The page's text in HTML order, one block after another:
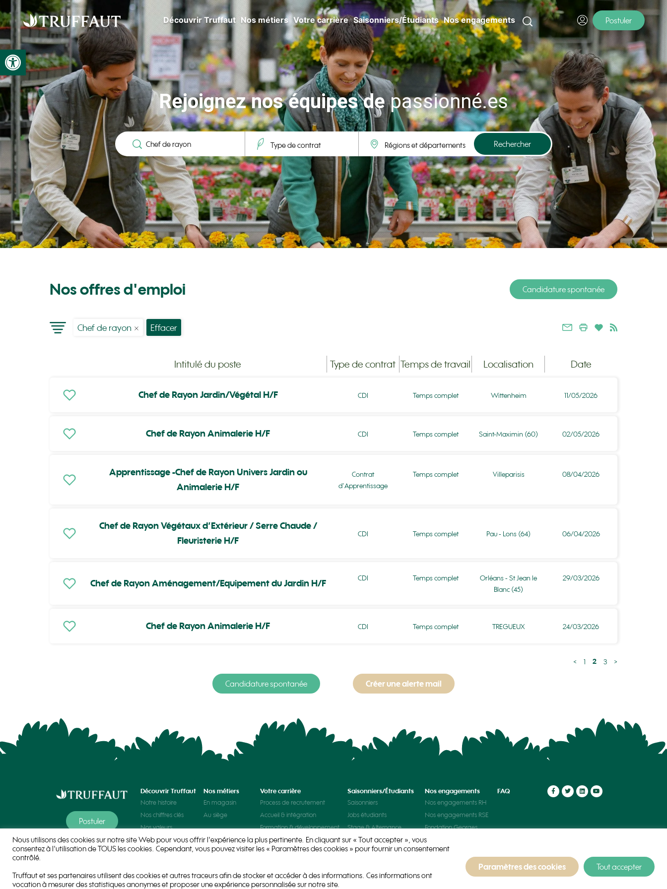
Ouvrir la barre d’outils
Découvrir Truffaut Nos métiers Votre carrière Saisonniers/Étudiants Nos engagements Postuler
Rejoignez nos équipes depassionné.es
Nos offres d'emploi Candidature spontanée
Chef de rayon Effacer
Intitulé du poste Type de contrat Temps de travail Localisation Date
Chef de Rayon Jardin/Végétal H/F CDI Temps complet Wittenheim 11/05/2026
Chef de Rayon Animalerie H/F CDI Temps complet Saint-Maximin (60) 02/05/2026
Apprentissage -Chef de Rayon Univers Jardin ou
Animalerie H/F
Contrat
d'Apprentissage
Temps complet Villeparisis 08/04/2026
Chef de Rayon Végétaux d’Extérieur / Serre Chaude /
Fleuristerie H/F
CDI Temps complet Pau - Lons (64) 06/04/2026
Chef de Rayon Aménagement/Equipement du Jardin H/F
CDI Temps complet
Orléans - St Jean le
Blanc (45)
29/03/2026
Chef de Rayon Animalerie H/F CDI Temps complet TREGUEUX 24/03/2026
< 1 2 3 >
Candidature spontanée Créer une alerte mail
Postuler
Découvrir Truffaut
Notre histoire
Nos chiffres clés
Nos valeurs
Nos univers
Nos métiers
En magasin
Au siège
Votre carrière
Process de recrutement
Accueil & intégration
Formation & développement
Evolution & mobilité
Rémunération & avantages
Saisonniers/Étudiants
Saisonniers
Jobs étudiants
Stage & Alternance
Nos engagements
Nos engagements RH
Nos engagements RSE
Fondation Georges
FAQ
Nous utilisons des cookies sur notre site Web pour vous offrir l'expérience la plus pertinente. En cliquant sur « Tout accepter », vous
consentez à l'utilisation de TOUS les cookies. Cependant, vous pouvez visiter les « Paramètres des cookies » pour fournir un consentement
contrôlé.
Truffaut et ses partenaires utilisent des cookies et autres traceurs afin de stocker et accéder à des informations. Ces informations ont
vocation à mesurer des statistiques anonymes et proposer une expérience personnalisée sur notre site.
Paramètres des cookies Tout accepter